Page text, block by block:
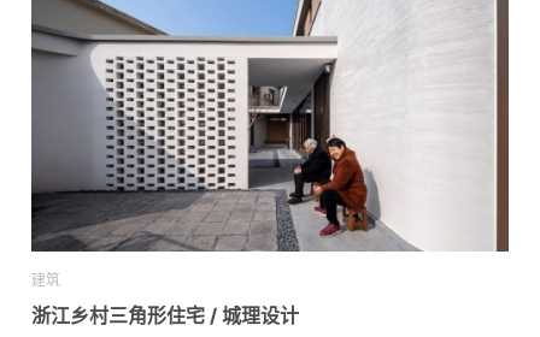
建筑
浙江乡村三角形住宅 / 城理设计